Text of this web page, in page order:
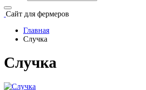
Сайт для фермеров
Главная
Случка
Случка